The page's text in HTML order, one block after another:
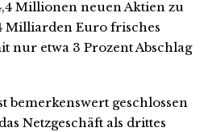
Millionen neuen Aktien zu
Euro frisches
nur etwa 3 Prozent Abschlag
bemerkenswert geschlossen
Netzgeschäft als drittes